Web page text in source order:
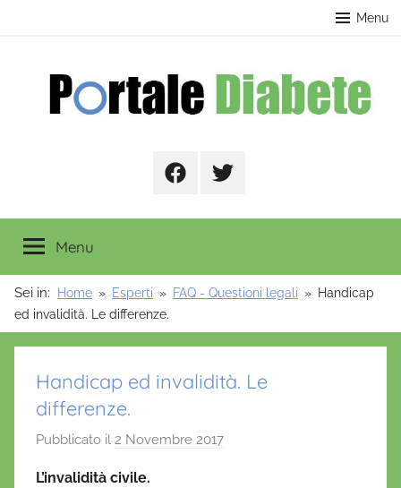
Menu
FacebookTwitter
Menu
Sei in: Home Esperti FAQ - Questioni legali
Handicap
ed invalidità. Le differenze.
Handicap ed invalidità. Le
differenze.
Pubblicato il 2 Novembre 2017
L’invalidità civile.